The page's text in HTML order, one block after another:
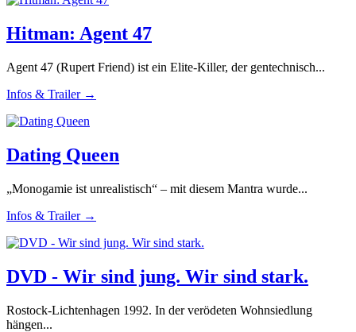
Hitman: Agent 47
Agent 47 (Rupert Friend) ist ein Elite-Killer, der gentechnisch...
Infos & Trailer →
Dating Queen
„Monogamie ist unrealistisch“ – mit diesem Mantra wurde...
Infos & Trailer →
DVD - Wir sind jung. Wir sind stark.
Rostock-Lichtenhagen 1992. In der verödeten Wohnsiedlung
hängen...